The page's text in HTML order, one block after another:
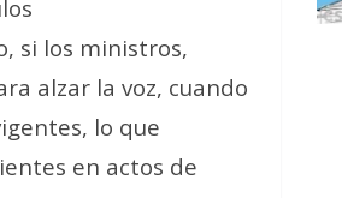
si los ministros,
alzar la voz, cuando
lo que
en actos de